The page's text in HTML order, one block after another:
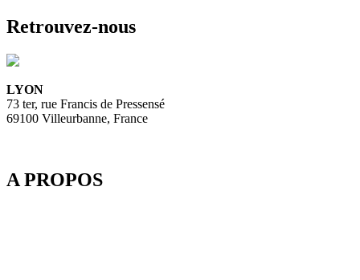
Retrouvez-nous
LYON
73 ter, rue Francis de Pressensé
69100 Villeurbanne, France
A PROPOS